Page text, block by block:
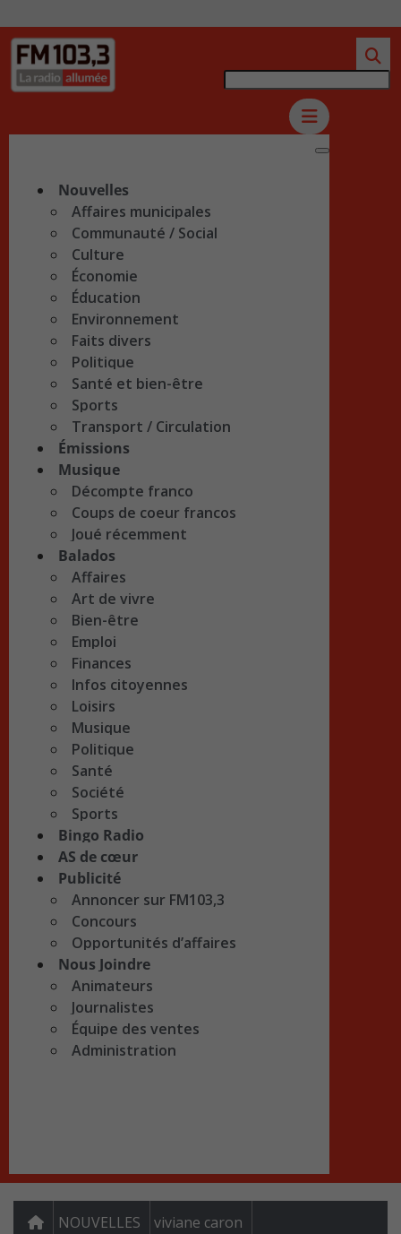
Nouvelles
Affaires municipales
Communauté / Social
Culture
Économie
Éducation
Environnement
Faits divers
Politique
Santé et bien-être
Sports
Transport / Circulation
Émissions
Musique
Décompte franco
Coups de coeur francos
Joué récemment
Balados
Affaires
Art de vivre
Bien-être
Emploi
Finances
Infos citoyennes
Loisirs
Musique
Politique
Santé
Société
Sports
Bingo Radio
AS de cœur
Publicité
Annoncer sur FM103,3
Concours
Opportunités d’affaires
Nous Joindre
Animateurs
Journalistes
Équipe des ventes
Administration
NOUVELLES viviane caron